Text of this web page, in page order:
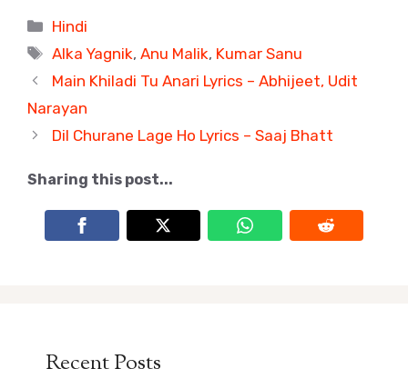
Categories
Hindi
Tags
Alka Yagnik,Anu Malik, Kumar Sanu
Main Khiladi Tu Anari Lyrics – Abhijeet, Udit
Narayan
Dil Churane Lage Ho Lyrics – Saaj Bhatt
Sharing this post...